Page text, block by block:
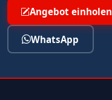
Angebot einholen
WhatsApp